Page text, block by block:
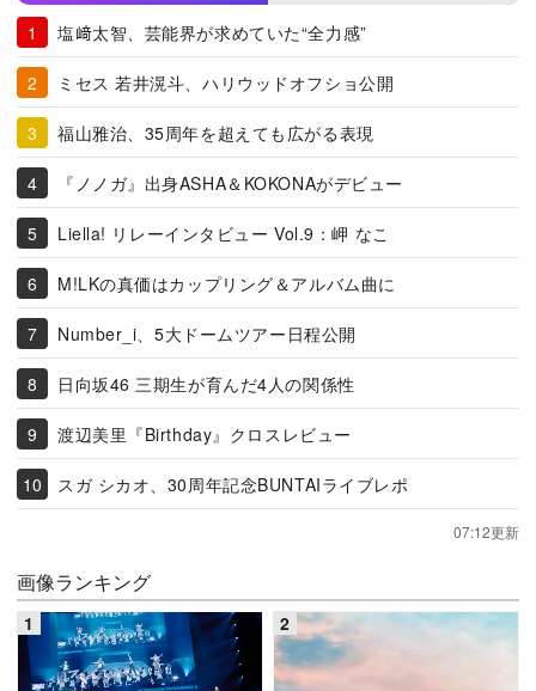
塩﨑太智、芸能界が求めていた“全力感”
ミセス 若井滉斗、ハリウッドオフショ公開
福山雅治、35周年を超えても広がる表現
『ノノガ』出身ASHA＆KOKONAがデビュー
Liella! リレーインタビュー Vol.9：岬 なこ
M!LKの真価はカップリング＆アルバム曲に
Number_i、5大ドームツアー日程公開
日向坂46 三期生が育んだ4人の関係性
渡辺美里『Birthday』クロスレビュー
スガ シカオ、30周年記念BUNTAIライブレポ
07:12更新
画像ランキング